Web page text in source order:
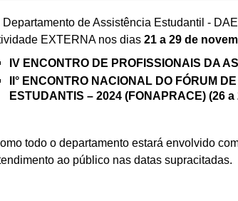
Departamento de Assistência Estudantil -
EXTERNA nos dias 21 a 29 de
IV ENCONTRO DE PROFISSIONAIS DA
II° ENCONTRO NACIONAL DO FÓRUM
ESTUDANTIS – 2024 (FONAPRACE) (26 a
todo o departamento estará envolvido
ao público nas datas supracitadas.